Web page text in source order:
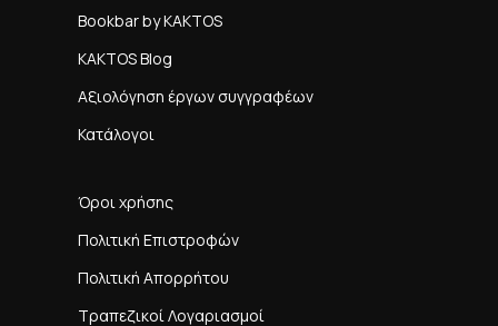
Bookbar by KAKTOS
KAKTOS Blog
Αξιολόγηση έργων συγγραφέων
Κατάλογοι
Όροι χρήσης
Πολιτική Επιστροφών
Πολιτική Απορρήτου
Τραπεζικοί Λογαριασμοί